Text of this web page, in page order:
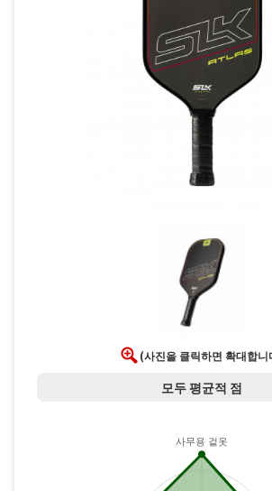
(사진을 클릭하면 확대합니
모두 평균적 점
사무용 겉옷